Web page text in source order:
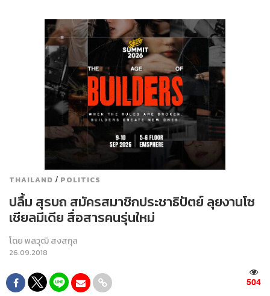
THAILAND / POLITICS
ปลื้ม สุรบถ สมัครสมาชิกประชาธิปัตย์ ลุยงานโซ
เชียลมีเดีย สื่อสารคนรุ่นใหม่
โดยพลวุฒิ สงสกุล
26.09.2018
504